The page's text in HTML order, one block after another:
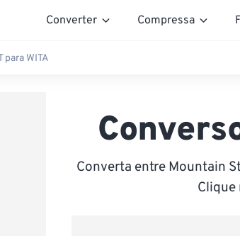
Converter Compressa
para WITA
Converta entre Mountain
Clique